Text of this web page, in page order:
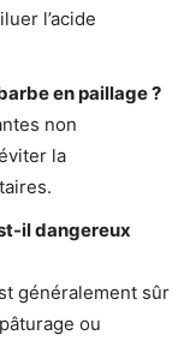
l’acide
en paillage ?
non
la
il dangereux
généralement sûr
ou